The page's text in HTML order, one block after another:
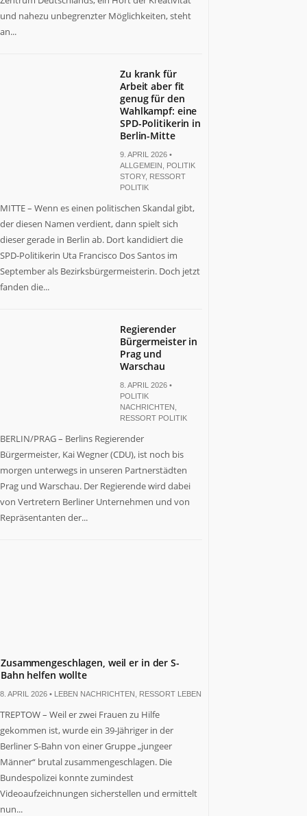
und nahezu unbegrenzter Möglichkeiten, steht
an...
Zu krank für
Arbeit aber fit
genug für den
Wahlkampf: eine
SPD-Politikerin in
Berlin-Mitte
9. APRIL 2026 •
ALLGEMEIN
POLITIK
STORY, RESSORT
POLITIK
MITTE – Wenn es einen politischen Skandal gibt,
der diesen Namen verdient, dann spielt sich
dieser gerade in Berlin ab. Dort kandidiert die
SPD-Politikerin Uta Francisco Dos Santos im
September als Bezirksbürgermeisterin. Doch jetzt
fanden die...
Regierender
Bürgermeister in
Prag und
Warschau
8. APRIL 2026 •
POLITIK
NACHRICHTEN
RESSORT POLITIK
BERLIN/PRAG – Berlins Regierender
Bürgermeister, Kai Wegner (CDU), ist noch bis
morgen unterwegs in unseren Partnerstädten
Prag und Warschau. Der Regierende wird dabei
von Vertretern Berliner Unternehmen und von
Repräsentanten der...
Zusammengeschlagen, weil er in der S-
Bahn helfen wollte
8. APRIL 2026 • LEBEN NACHRICHTEN RESSORT LEBEN
TREPTOW – Weil er zwei Frauen zu Hilfe
gekommen ist, wurde ein 39-Jähriger in der
Berliner S-Bahn von einer Gruppe „jungeer
Männer“ brutal zusammengeschlagen. Die
Bundespolizei konnte zumindest
Videoaufzeichnungen sicherstellen und ermittelt
nun...